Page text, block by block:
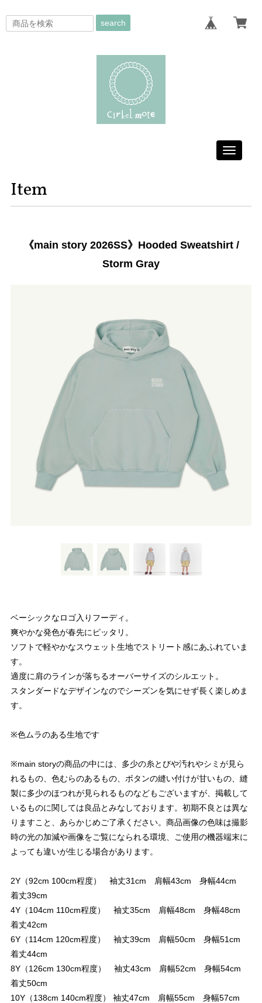
search
Toggle
Item
《main story 2026SS》Hooded Sweatshirt /
Storm Gray
ベーシックなロゴ入りフーディ。
爽やかな発色が春先にピッタリ。
ソフトで軽やかなスウェット生地でストリート感にあふれていま
す。
適度に肩のラインが落ちるオーバーサイズのシルエット。
スタンダードなデザインなのでシーズンを気にせず長く楽しめま
す。
※色ムラのある生地です
※main storyの商品の中には、多少の糸とびや汚れやシミが見ら
れるもの、色むらのあるもの、ボタンの縫い付けが甘いもの、縫
製に多少のほつれが見られるものなどもございますが、掲載して
いるものに関しては良品とみなしております。初期不良とは異な
りますこと、あらかじめご了承ください。商品画像の色味は撮影
時の光の加減や画像をご覧になられる環境、ご使用の機器端末に
よっても違いが生じる場合があります。
2Y（92cm 100cm程度） 袖丈31cm 肩幅43cm 身幅44cm
着丈39cm
4Y（104cm 110cm程度） 袖丈35cm 肩幅48cm 身幅48cm
着丈42cm
6Y（114cm 120cm程度） 袖丈39cm 肩幅50cm 身幅51cm
着丈44cm
8Y（126cm 130cm程度） 袖丈43cm 肩幅52cm 身幅54cm
着丈50cm
10Y（138cm 140cm程度） 袖丈47cm 肩幅55cm 身幅57cm